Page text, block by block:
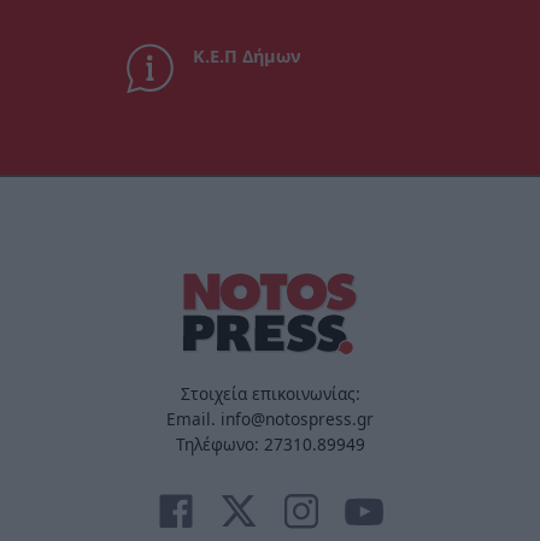
Κ.Ε.Π Δήμων
Στοιχεία επικοινωνίας:
Email. info@notospress.gr
Τηλέφωνο: 27310.89949